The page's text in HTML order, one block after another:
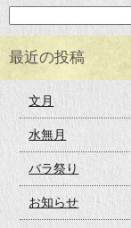
最近の投稿
文月
水無月
バラ祭り
お知らせ